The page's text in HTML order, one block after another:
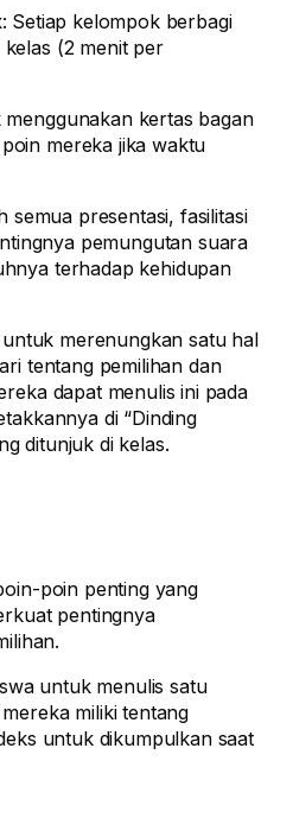
: Setiap kelompok berbagi
(2 menit per
kertas bagan
mereka jika waktu
semua presentasi, fasilitasi
pemungutan suara
terhadap kehidupan
merenungkan satu hal
tentang pemilihan dan
dapat menulis ini pada
di “Dinding
ditunjuk di kelas.
poin penting yang
pentingnya
untuk menulis satu
miliki tentang
untuk dikumpulkan saat